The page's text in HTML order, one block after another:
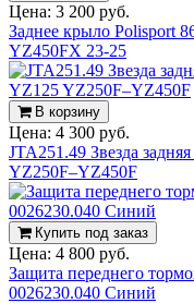
Цена: 3 200 руб.
Заднее крыло Polisport
YZ450FX 23-25
В корзину
Цена: 4 300 руб.
JTA251.49 Звезда
YZ250F–YZ450F
Купить под заказ
Цена: 4 800 руб.
Защита переднего
0026230.040 Синий